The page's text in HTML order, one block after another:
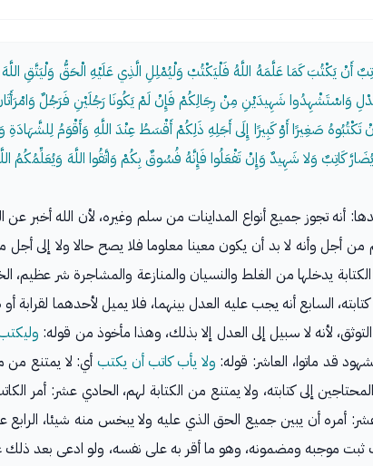
أَنْ يَكْتُبَ كَمَا عَلَّمَهُ اللَّهُ فَلْيَكْتُبْ وَلْيُمْلِلِ الَّذِي عَلَيْهِ الْحَقُّ وَلْيَتَّقِ اللَّهَ
وَاسْتَشْهِدُوا شَهِيدَيْنِ مِنْ رِجَالِكُمْ فَإِنْ لَمْ يَكُونَا رَجُلَيْنِ فَرَجُلٌ
صَغِيرًا أَوْ كَبِيرًا إِلَى أَجَلِهِ ذَلِكُمْ أَقْسَطُ عِنْدَ اللَّهِ وَأَقْوَمُ لِلشَّهَادَةِ
كَاتِبٌ وَلا شَهِيدٌ وَإِنْ تَفْعَلُوا فَإِنَّهُ فُسُوقٌ بِكُمْ وَاتَّقُوا اللَّهَ وَيُعَلِّمُكُمُ
تجوز جميع أنواع المداينات من سلم وغيره، لأن الله أخبر عن
من أجل وأنه لا بد أن يكون معينا معلوما فلا يصح حالا ولا إلى
الكتابة يدخلها من الغلط والنسيان والمنازعة والمشاجرة شر عظيم،
السابع أنه يجب عليه العدل بينهما، فلا يميل لأحدهما لقرابة
لأنه لا سبيل إلى العدل إلا بذلك، وهذا مأخوذ من قوله:
قد ماتوا، العاشر: قوله: ولا يأب كاتب أن يكتبأي: لا يمتنع من
إلى كتابته، ولا يمتنع من الكتابة لهم، الحادي عشر: أمر
أمره أن يبين جميع الحق الذي عليه ولا يبخس منه شيئا، الرابع
ثبت موجبه ومضمونه، وهو ما أقر به على نفسه، ولو ادعى بعد ذلك